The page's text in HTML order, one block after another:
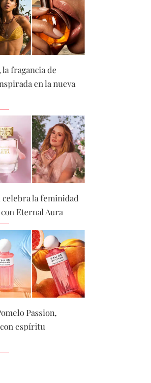
la fragancia de
en la nueva
la feminidad
Eternal Aura
Passion,
espíritu